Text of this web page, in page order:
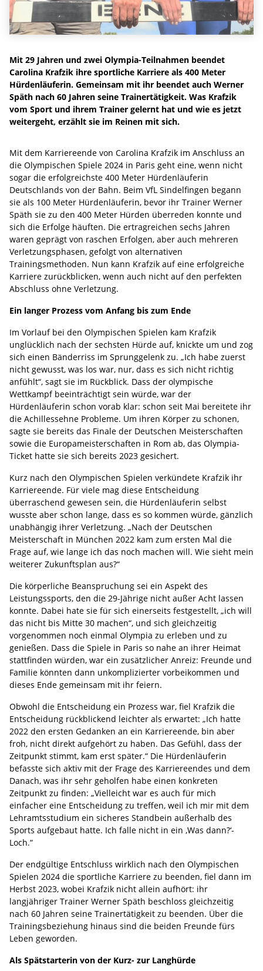
Mit 29 Jahren und zwei Olympia-Teilnahmen beendet
Carolina Krafzik ihre sportliche Karriere als 400 Meter
Hürdenläuferin. Gemeinsam mit ihr beendet auch Werner
Späth nach 60 Jahren seine Trainertätigkeit. Was Krafzik
vom Sport und ihrem Trainer gelernt hat und wie es jetzt
weitergeht, erzählt sie im Reinen mit sich.
Mit dem Karriereende von Carolina Krafzik im Anschluss an
die Olympischen Spiele 2024 in Paris geht eine, wenn nicht
sogar die erfolgreichste 400 Meter Hürdenläuferin
Deutschlands von der Bahn. Beim VfL Sindelfingen begann
sie als 100 Meter Hürdenläuferin, bevor ihr Trainer Werner
Späth sie zu den 400 Meter Hürden überreden konnte und
sich die Erfolge häuften. Die ertragreichen sechs Jahren
waren geprägt von raschen Erfolgen, aber auch mehreren
Verletzungsphasen, gefolgt von alternativen
Trainingsmethoden. Nun kann Krafzik auf eine erfolgreiche
Karriere zurückblicken, wenn auch nicht auf den perfekten
Abschluss ohne Verletzung.
Ein langer Prozess vom Anfang bis zum Ende
Im Vorlauf bei den Olympischen Spielen kam Krafzik
unglücklich nach der sechsten Hürde auf, knickte um und zog
sich einen Bänderriss im Sprunggelenk zu. „Ich habe zuerst
nicht gewusst, was los war, nur, dass es sich nicht richtig
anfühlt“, sagt sie im Rückblick. Dass der olympische
Wettkampf beeinträchtigt sein würde, war der
Hürdenläuferin schon vorab klar: schon seit Mai bereitete ihr
die Achillessehne Probleme. Um ihren Körper zu schonen,
sagte sie bereits das Finale der Deutschen Meisterschaften
sowie die Europameisterschaften in Rom ab, das Olympia-
Ticket hatte sie sich bereits 2023 gesichert.
Kurz nach den Olympischen Spielen verkündete Krafzik ihr
Karriereende. Für viele mag diese Entscheidung
überraschend gewesen sein, die Hürdenläuferin selbst
wusste aber schon lange, dass es so kommen würde, gänzlich
unabhängig ihrer Verletzung. „Nach der Deutschen
Meisterschaft in München 2022 kam zum ersten Mal die
Frage auf, wie lange ich das noch machen will. Wie sieht mein
weiterer Zukunftsplan aus?“
Die körperliche Beanspruchung sei ein Aspekt des
Leistungssports, den die 29-Jährige nicht außer Acht lassen
konnte. Dabei hate sie für sich einerseits festgestellt, „ich will
das nicht bis Mitte 30 machen“, und sich gleichzeitig
vorgenommen noch einmal Olympia zu erleben und zu
genießen. Dass die Spiele in Paris so nahe an ihrer Heimat
stattfinden würden, war ein zusätzlicher Anreiz: Freunde und
Familie könnten dann unkomplizierter vorbeikommen und
dieses Ende gemeinsam mit ihr feiern.
Obwohl die Entscheidung ein Prozess war, fiel Krafzik die
Entscheidung rückblickend leichter als erwartet: „Ich hatte
2022 den ersten Gedanken an ein Karriereende, bin aber
froh, nicht direkt aufgehört zu haben. Das Gefühl, dass der
Zeitpunkt stimmt, kam erst später.“ Die Hürdenläuferin
befasste sich aktiv mit der Frage des Karriereendes und dem
Danach, was ihr sehr geholfen habe einen konkreten
Zeitpunkt zu finden: „Vielleicht war es auch für mich
einfacher eine Entscheidung zu treffen, weil ich mir mit dem
Lehramtsstudium ein sicheres Standbein außerhalb des
Sports aufgebaut hatte. Ich falle nicht in ein ‚Was dann?‘-
Loch.“
Der endgültige Entschluss wirklich nach den Olympischen
Spielen 2024 die sportliche Karriere zu beenden, fiel dann im
Herbst 2023, wobei Krafzik nicht allein aufhört: ihr
langjähriger Trainer Werner Späth beschloss gleichzeitig
nach 60 Jahren seine Trainertätigkeit zu beenden. Über die
Trainingsbeziehung hinaus sind die beiden Freunde fürs
Leben geworden.
Als Spätstarterin von der Kurz- zur Langhürde